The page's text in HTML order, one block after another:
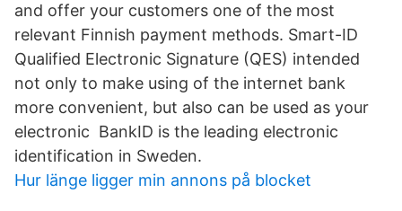
and offer your customers one of the most
relevant Finnish payment methods. Smart-ID
Qualified Electronic Signature (QES) intended
not only to make using of the internet bank
more convenient, but also can be used as your
electronic BankID is the leading electronic
identification in Sweden.
Hur länge ligger min annons på blocket